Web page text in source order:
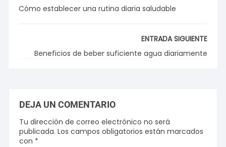
Cómo establecer una rutina diaria saludable
ENTRADA SIGUIENTE
Beneficios de beber suficiente agua diariamente
DEJA UN COMENTARIO
Tu dirección de correo electrónico no será
publicada. Los campos obligatorios están marcados
con *